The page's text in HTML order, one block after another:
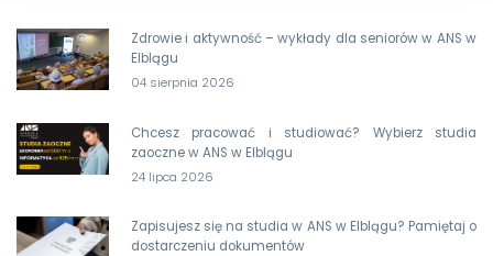
Zdrowie i aktywność – wykłady dla seniorów w ANS w
Elblągu
04 sierpnia 2026
Chcesz pracować i studiować? Wybierz studia
zaoczne w ANS w Elblągu
24 lipca 2026
Zapisujesz się na studia w ANS w Elblągu? Pamiętaj o
dostarczeniu dokumentów